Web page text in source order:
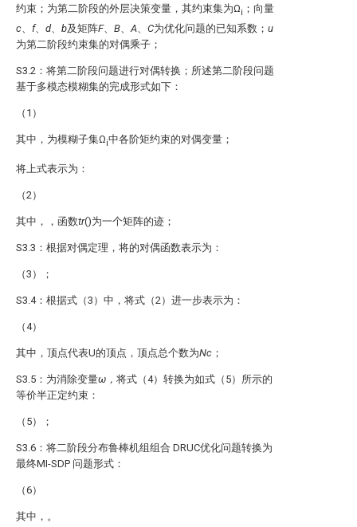
约束； 为第二阶段的外层决策变量，其约束集为Ωi ；向量
c
f、 d、 b及矩阵F、 B A C为优化问题的已知系数； u
为第二阶段约束集的对偶乘子；
S3.2：将第二阶段问题进行对偶转换；所述第二阶段问题
基于多模态模糊集的完成形式如下：
（1）
其中， 为模糊子集Ωi中各阶矩约束的对偶变量；
将上式表示为：
（2）
其中， ，函数tr()为一个矩阵的迹；
S3.3：根据对偶定理，将的对偶函数表示为：
（3）；
S3.4：根据式（3）中，将式（2）进一步表示为：
（4）
其中，顶点代表U的顶点，顶点总个数为Nc ；
S3.5：为消除变量ω， 将式（4）转换为如式（5）所示的
等价半正定约束：
（5）；
S3.6：将二阶段分布鲁棒机组组合 DRUC优化问题转换为
最终MI-SDP 问题形式：
（6）
其中， 。